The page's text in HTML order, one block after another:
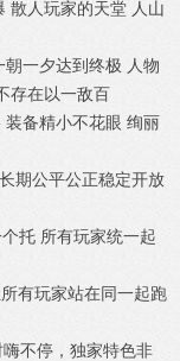
散人玩家的天堂 人山
朝一夕达到终极 人物
存在以一敌百
装备精小不花眼 绚丽
期公平公正稳定开放
托 所有玩家统一起
有玩家站在同一起跑
嗨不停，独家特色非